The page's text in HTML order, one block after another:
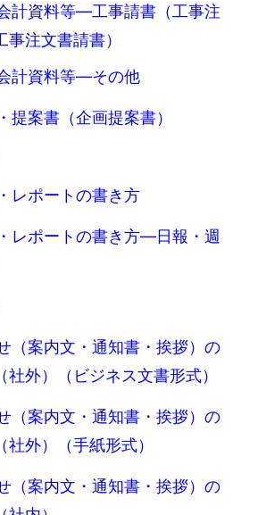
計資料等―工事請書（工事注
事注文書請書）
計資料等―その他
提案書（企画提案書）
レポートの書き方
レポートの書き方―日報・週
（案内文・通知書・挨拶）の
社外）（ビジネス文書形式）
（案内文・通知書・挨拶）の
社外）（手紙形式）
（案内文・通知書・挨拶）の